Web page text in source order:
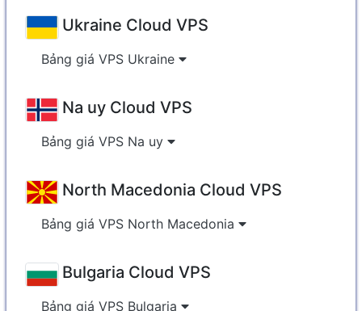
Ukraine Cloud VPS
Bảng giá VPS Ukraine
Na uy Cloud VPS
Bảng giá VPS Na uy
North Macedonia Cloud VPS
Bảng giá VPS North Macedonia
Bulgaria Cloud VPS
Bảng giá VPS Bulgaria